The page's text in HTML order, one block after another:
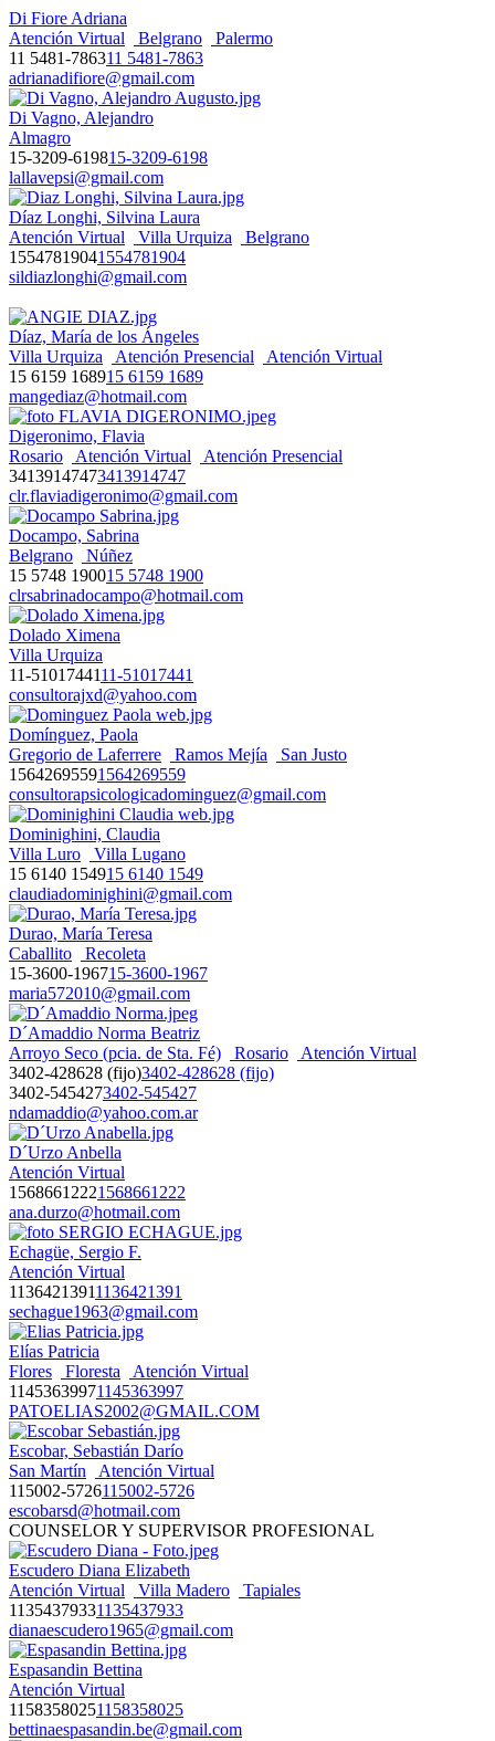
Di Fiore Adriana
Atención Virtual
Belgrano
Palermo
11 5481-786311 5481-7863
adrianadifiore@gmail.com
Di Vagno, Alejandro
Almagro
15-3209-619815-3209-6198
lallavepsi@gmail.com
Díaz Longhi, Silvina Laura
Atención Virtual
Villa Urquiza
Belgrano
15547819041554781904
sildiazlonghi@gmail.com
Díaz, María de los Ángeles
Villa Urquiza
Atención Presencial
Atención Virtual
15 6159 168915 6159 1689
mangediaz@hotmail.com
Digeronimo, Flavia
Rosario
Atención Virtual
Atención Presencial
34139147473413914747
clr.flaviadigeronimo@gmail.com
Docampo, Sabrina
Belgrano
Núñez
15 5748 190015 5748 1900
clrsabrinadocampo@hotmail.com
Dolado Ximena
Villa Urquiza
11-5101744111-51017441
consultorajxd@yahoo.com
Domínguez, Paola
Gregorio de Laferrere
Ramos Mejía
San Justo
15642695591564269559
consultorapsicologicadominguez@gmail.com
Dominighini, Claudia
Villa Luro
Villa Lugano
15 6140 154915 6140 1549
claudiadominighini@gmail.com
Durao, María Teresa
Caballito
Recoleta
15-3600-196715-3600-1967
maria572010@gmail.com
D´Amaddio Norma Beatriz
Arroyo Seco (pcia. de Sta. Fé)
Rosario
Atención Virtual
3402-428628 (fijo)3402-428628 (fijo)
3402-5454273402-545427
ndamaddio@yahoo.com.ar
D´Urzo Anbella
Atención Virtual
15686612221568661222
ana.durzo@hotmail.com
Echagüe, Sergio F.
Atención Virtual
11364213911136421391
sechague1963@gmail.com
Elías Patricia
Flores
Floresta
Atención Virtual
11453639971145363997
PATOELIAS2002@GMAIL.COM
Escobar, Sebastián Darío
San Martín
Atención Virtual
115002-5726115002-5726
escobarsd@hotmail.com
COUNSELOR Y SUPERVISOR PROFESIONAL
Escudero Diana Elizabeth
Atención Virtual
Villa Madero
Tapiales
11354379331135437933
dianaescudero1965@gmail.com
Espasandin Bettina
Atención Virtual
11583580251158358025
bettinaespasandin.be@gmail.com